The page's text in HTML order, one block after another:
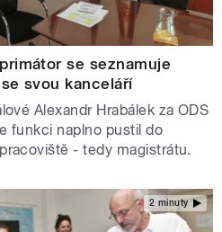
se seznamuje
svou kanceláří
Alexandr Hrabálek za ODS
funkci naplno pustil do
- tedy magistrátu.
2 minuty